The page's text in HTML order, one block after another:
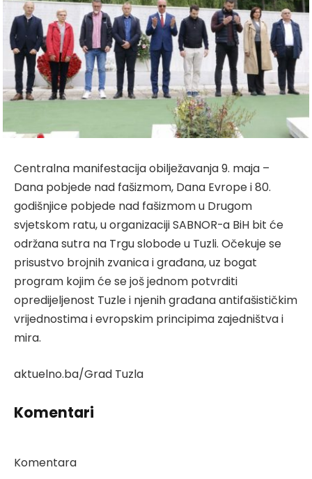
Centralna manifestacija obilježavanja 9. maja –
Dana pobjede nad fašizmom, Dana Evrope i 80.
godišnjice pobjede nad fašizmom u Drugom
svjetskom ratu, u organizaciji SABNOR-a BiH bit će
održana sutra na Trgu slobode u Tuzli. Očekuje se
prisustvo brojnih zvanica i građana, uz bogat
program kojim će se još jednom potvrditi
opredijeljenost Tuzle i njenih građana antifašističkim
vrijednostima i evropskim principima zajedništva i
mira.
aktuelno.ba/Grad Tuzla
Komentari
Komentara